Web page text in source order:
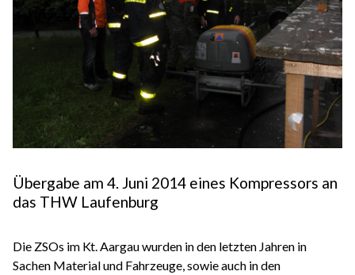
Übergabe am 4. Juni 2014 eines Kompressors an
das THW Laufenburg
Die ZSOs im Kt. Aargau wurden in den letzten Jahren in
Sachen Material und Fahrzeuge, sowie auch in den